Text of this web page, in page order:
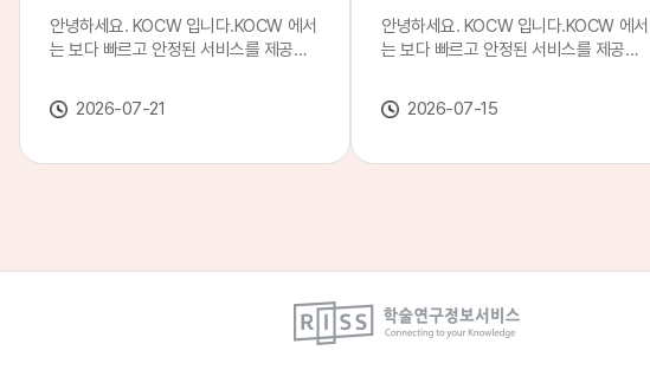
안녕하세요. KOCW 입니다.KOCW 에서
는 보다 빠르고 안정된 서비스를 제공하
합니다.※ 서비스 점검 작업 일시 : 7월
24일(금) 19:00 ~ 7월 25일(토) 08:00
안 서비스가 일시 중지될 수 있으니, 이
2026-07-21
안녕하세요. KOCW 입니다.KOCW 에서
는 보다 빠르고 안정된 서비스를 제공하
합니다.※ 서비스 점검 작업 일시 : 7월 21
일(화) 19:00 ~ 7월 22일(수) 08:00이
서비스가일시 중지될 수 있으니, 이 점 양
2026-07-15